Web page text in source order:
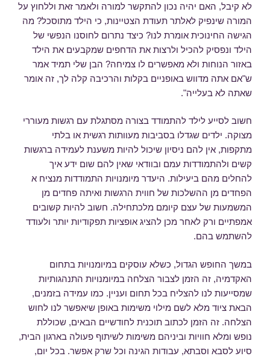
לא קיבל, האם יהיה נכון להתקשר למורה ולאמר זאת וללחוץ על
המורה שינפיק לאלתר תעודת הצטיינות, כי הילד מתוסכל? מה
הגישה החינוכית אומרת לנו? כיצד נתרום לחוסנו הנפשי של
הילד ונפסיק להכיל ולרצות את הדחפים שמקבעים את הילד
באזור הנוחות ולא מאפשרים לו צמיחה? הבן שלי תמיד אמר
ש"אם אתה מדווש באופניים בקלות והרכיבה קלה לך, זה אומר
שאתה לא בעלייה".
חשוב לסייע לילד להתמודד בצורה מסתגלת עם רגשות מעוררי
מצוקה. ילדים שגדלו בסביבות מעוותות רגשית או בלתי
מתקפות, אין להם ניסיון שיכול להיות משענת לעמידה ברגשות
קשים ולהתמודדות עמם ובוודאי שאין להם שום ידע איך
להחלים מהם ביעילות. היעדר מיומנויות התמודדות מנציח א
הפחדים מן ההשלכות של חווית הרגשות ואיתה פחדים מן
המשמעות של עצם קיומם מלכתחילה. חשוב להיות קשובים
אמפתיים ורק לאחר מכן להציג אופציות תפקודיות יותר ולעודד
להשתמש בהם.
במשך החופש הגדול, כשלא עוסקים במיומנויות בתחום
האקדמיה, זה הזמן לצבור הצלחה במיומנויות התנהגותיות
שמסייעות לנו להצליח בכל תחום ועניין. כמו עמידה בזמנים,
הבאת ציוד מלא לשם מילוי משימות באופן שיאפשר לנו לחוש
הצלחה. זה הזמן לכתוב תוכנית לחודשיים הבאים, שכוללת
נופש ומלא חוויות וביניהם משימות לשיתוף פעולה בארגון הבית,
סיוע לסבא וסבתא, עבודות הגינה וכל שרק אפשר. בכל יום,